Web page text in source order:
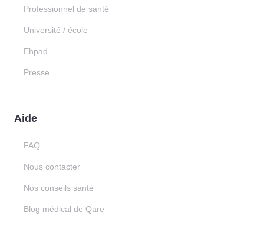
Professionnel de santé
Université / école
Ehpad
Presse
Aide
FAQ
Nous contacter
Nos conseils santé
Blog médical de Qare